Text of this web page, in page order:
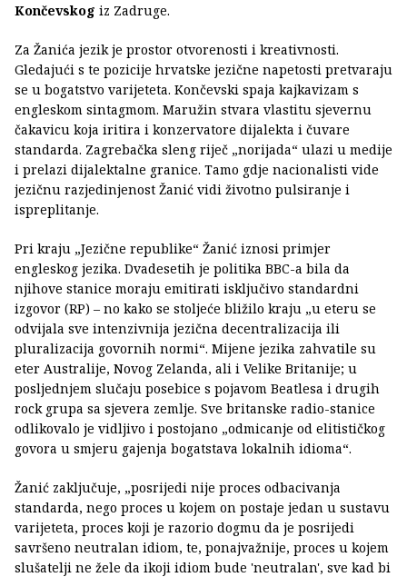
Končevskog iz Zadruge.
Za Žanića jezik je prostor otvorenosti i kreativnosti.
Gledajući s te pozicije hrvatske jezične napetosti pretvaraju
se u bogatstvo varijeteta. Končevski spaja kajkavizam s
engleskom sintagmom. Maružin stvara vlastitu sjevernu
čakavicu koja iritira i konzervatore dijalekta i čuvare
standarda. Zagrebačka sleng riječ „norijada“ ulazi u medije
i prelazi dijalektalne granice. Tamo gdje nacionalisti vide
jezičnu razjedinjenost Žanić vidi životno pulsiranje i
ispreplitanje.
Pri kraju „Jezične republike“ Žanić iznosi primjer
engleskog jezika. Dvadesetih je politika BBC-a bila da
njihove stanice moraju emitirati isključivo standardni
izgovor (RP) – no kako se stoljeće bližilo kraju „u eteru se
odvijala sve intenzivnija jezična decentralizacija ili
pluralizacija govornih normi“. Mijene jezika zahvatile su
eter Australije, Novog Zelanda, ali i Velike Britanije; u
posljednjem slučaju posebice s pojavom Beatlesa i drugih
rock grupa sa sjevera zemlje. Sve britanske radio-stanice
odlikovalo je vidljivo i postojano „odmicanje od elitističkog
govora u smjeru gajenja bogatstava lokalnih idioma“.
Žanić zaključuje, „posrijedi nije proces odbacivanja
standarda, nego proces u kojem on postaje jedan u sustavu
varijeteta, proces koji je razorio dogmu da je posrijedi
savršeno neutralan idiom, te, ponajvažnije, proces u kojem
slušatelji ne žele da ikoji idiom bude 'neutralan', sve kad bi